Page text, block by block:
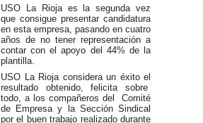
USO La Rioja es la segunda vez
que consigue presentar candidatura
en esta empresa, pasando en cuatro
años de no tener representación a
contar con el apoyo del 44% de la
plantilla.
USO La Rioja considera un éxito el
resultado obtenido, felicita sobre
todo, a los compañeros del Comité
de Empresa y la Sección Sindical
por el buen trabajo realizado durante